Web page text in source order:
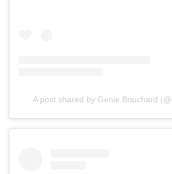
A post shared by Genie Bouchard